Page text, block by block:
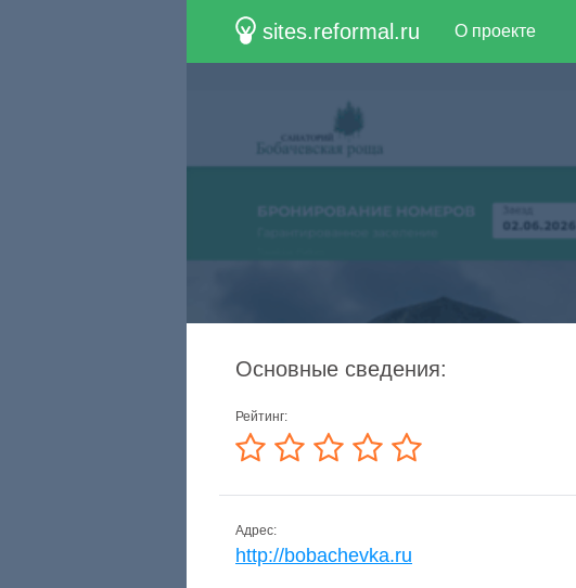
sites.reformal.ru О проекте
Основные сведения:
Рейтинг:
Адрес:
http://bobachevka.ru